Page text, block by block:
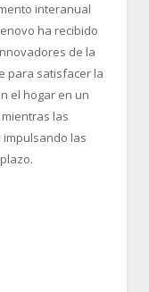
interanual
ha recibido
de la
para satisfacer la
el hogar en un
las
las